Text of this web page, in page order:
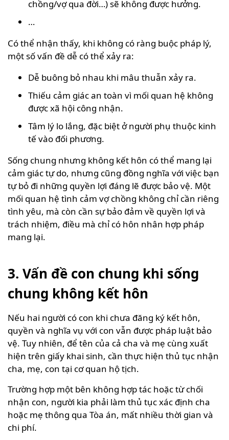
chồng/vợ qua đời…) sẽ không được hưởng.
…
Có thể nhận thấy, khi không có ràng buộc pháp lý,
một số vấn đề dễ có thể xảy ra:
Dễ buông bỏ nhau khi mâu thuẫn xảy ra.
Thiếu cảm giác an toàn vì mối quan hệ không
được xã hội công nhận.
Tâm lý lo lắng, đặc biệt ở người phụ thuộc kinh
tế vào đối phương.
Sống chung nhưng không kết hôn có thể mang lại
cảm giác tự do, nhưng cũng đồng nghĩa với việc bạn
tự bỏ đi những quyền lợi đáng lẽ được bảo vệ. Một
mối quan hệ tình cảm vợ chồng không chỉ cần riêng
tình yêu, mà còn cần sự bảo đảm về quyền lợi và
trách nhiệm, điều mà chỉ có hôn nhân hợp pháp
mang lại.
3. Vấn đề con chung khi sống
chung không kết hôn
Nếu hai người có con khi chưa đăng ký kết hôn,
quyền và nghĩa vụ với con vẫn được pháp luật bảo
vệ. Tuy nhiên, để tên của cả cha và mẹ cùng xuất
hiện trên giấy khai sinh, cần thực hiện thủ tục nhận
cha, mẹ, con tại cơ quan hộ tịch.
Trường hợp một bên không hợp tác hoặc từ chối
nhận con, người kia phải làm thủ tục xác định cha
hoặc mẹ thông qua Tòa án, mất nhiều thời gian và
chi phí.